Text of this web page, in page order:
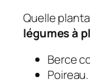
Quelle
légumes à
Berce